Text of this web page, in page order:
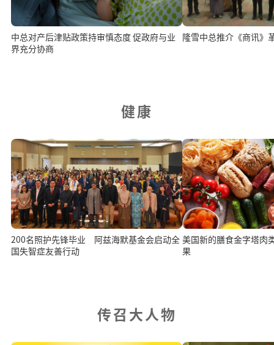
中总对产后津贴政策持审慎态度 促政府与业
界充分协商
隆雪中总推介《商讯》
健康
200名照护先锋毕业 阿兹海默基金会启动全
国失智症友善行动
美国新的膳食金字塔肉
果
传召大人物